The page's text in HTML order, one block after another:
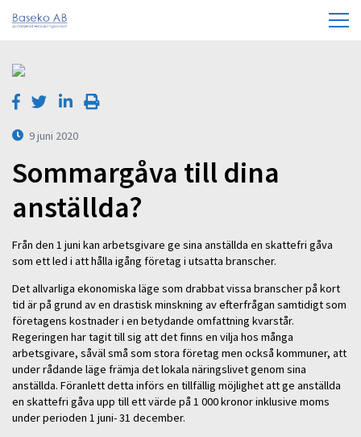
9 juni 2020
Sommargåva till dina
anställda?
Från den 1 juni kan arbetsgivare ge sina anställda en skattefri gåva
som ett led i att hålla igång företag i utsatta branscher.
Det allvarliga ekonomiska läge som drabbat vissa branscher på kort
tid är på grund av en drastisk minskning av efterfrågan samtidigt som
företagens kostnader i en betydande omfattning kvarstår.
Regeringen har tagit till sig att det finns en vilja hos många
arbetsgivare, såväl små som stora företag men också kommuner, att
under rådande läge främja det lokala näringslivet genom sina
anställda. Föranlett detta införs en tillfällig möjlighet att ge anställda
en skattefri gåva upp till ett värde på 1 000 kronor inklusive moms
under perioden 1 juni- 31 december.